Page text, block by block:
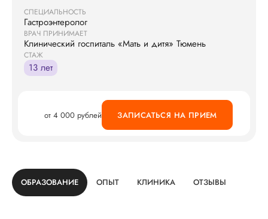
СПЕЦИАЛЬНОСТЬ
Гастроэнтеролог
ВРАЧ ПРИНИМАЕТ
Клинический госпиталь «Мать и дитя» Тюмень
СТАЖ
13 лет
от 4 000 рублей ЗАПИСАТЬСЯ НА ПРИЕМ
ОБРАЗОВАНИЕ ОПЫТ КЛИНИКА ОТЗЫВЫ